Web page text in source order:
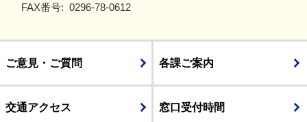
FAX番号: 0296-78-0612
ご意見・ご質問 各課ご案内
交通アクセス 窓口受付時間